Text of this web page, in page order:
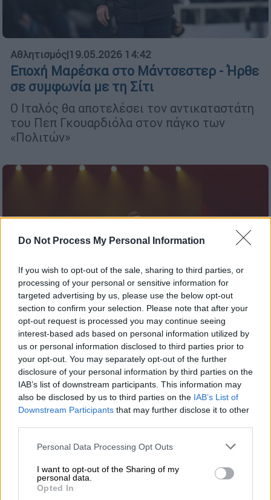
Do Not Process My Personal Information
If you wish to opt-out of the sale, sharing to third parties, or
processing of your personal or sensitive information for
targeted advertising by us, please use the below opt-out
section to confirm your selection. Please note that after your
opt-out request is processed you may continue seeing
interest-based ads based on personal information utilized by
us or personal information disclosed to third parties prior to
your opt-out. You may separately opt-out of the further
disclosure of your personal information by third parties on the
IAB’s list of downstream participants. This information may
also be disclosed by us to third parties on the IAB’s List of
Downstream Participants that may further disclose it to other
Please note that this website/app uses one or more Google
not limited to your visit or usage behaviour. You may click to
grant or deny consent to Google and its third-party tags to
use your data for below specified purposes in below Google
Personal Data Processing Opt Outs
I want to opt-out of the Sharing of my
personal data.
Opted In
Αθλητισμός|19.05.2026 14:42
Εποχή Μαρέσκα στο Μάντσεστερ - Ήρθε
σε συμφωνία με τη Σίτι
Ο Ιταλός θα αποτελέσει τον αντικαταστάτη
του Πεπ Γκουαρδιόλα στον πάγκο των
«Πολιτών»
Τηλεόραση|10.05.2026 15:30
J2US: Ξέφρενο πάρτι, λαμπεροί
καλεσμένοι και αγωνία στα ύψη για την
τελευταία αποχώρηση πριν από τον
ημιτελικό
Και αυτό το Σαββατόβραδο τα ζήσαμε όλα